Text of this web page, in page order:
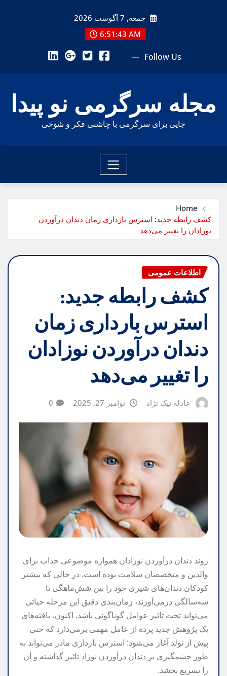
جمعه, 7 آگوست 2026
6:51:45 AM
Follow Us
مجله سرگرمی نو پیدا
جایی برای سرگرمی با چاشنی فکر و شوخی
Home
کشف رابطه جدید: استرس بارداری زمان دندان درآوردن
نوزادان را تغییر می‌دهد
اطلاعات عمومی
کشف رابطه جدید:
استرس بارداری زمان
دندان درآوردن نوزادان
را تغییر می‌دهد
عادله نیک نژاد نوامبر 27, 2025 0
روند دندان درآوردن نوزادان همواره موضوعی جذاب برای
والدین و متخصصان سلامت بوده است. در حالی که بیشتر
کودکان دندان‌های شیری خود را بین شش‌ماهگی تا
سه‌سالگی درمی‌آورند، زمان‌بندی دقیق این مرحله حیاتی
می‌تواند تحت تاثیر عوامل گوناگونی باشد. اکنون، یافته‌های
یک پژوهش جدید پرده از عامل مهمی برمی‌دارد که حتی
پیش از تولد آغاز می‌شود: استرس بارداری مادر می‌تواند به
طور چشمگیری بر دندان درآوردن نوزاد تاثیر گذاشته و آن
را تسریع بخشد.